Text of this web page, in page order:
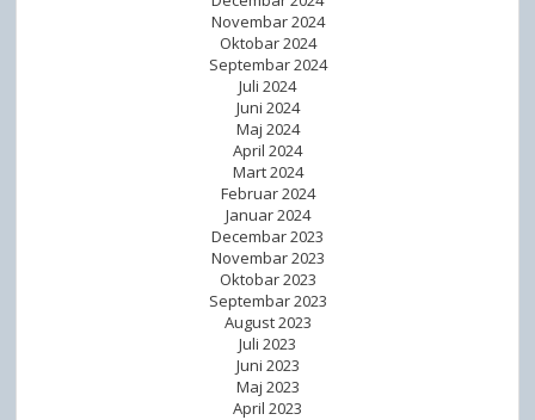
Novembar 2024
Oktobar 2024
Septembar 2024
Juli 2024
Juni 2024
Maj 2024
April 2024
Mart 2024
Februar 2024
Januar 2024
Decembar 2023
Novembar 2023
Oktobar 2023
Septembar 2023
August 2023
Juli 2023
Juni 2023
Maj 2023
April 2023